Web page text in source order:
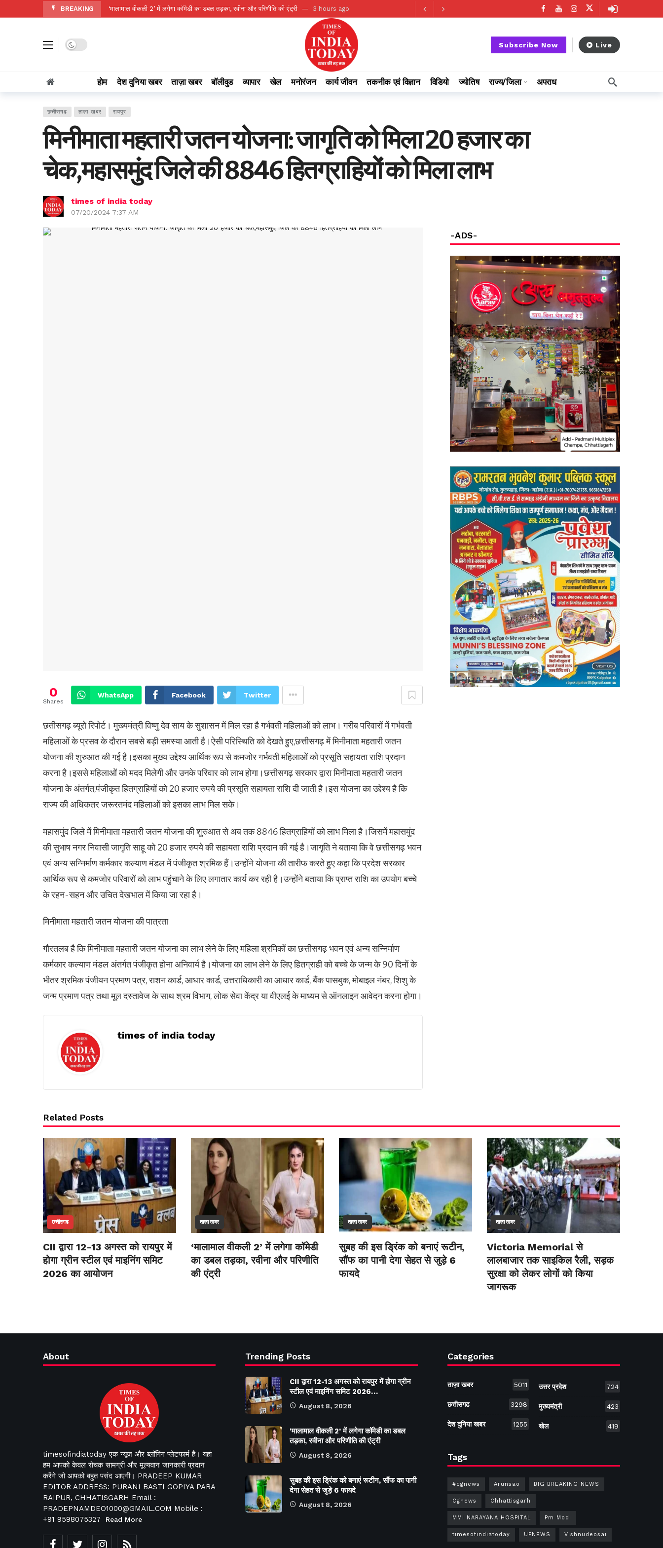
BREAKING ‘मालामाल वीकली 2’ में लगेगा कॉमेडी का डबल तड़का, रवीना और परिणीति की एंट्री 3 hours ago
3 hours ago
Victoria Memorial से लालबाजार तक साइकिल रैली, सड़क सुरक्षा को लेकर लोगों को किया जागरूक
3 hours ago
क्या FSSAI के एक्शन पर फिरा पानी? डाबर के पक्ष में आया दिल्ली हाईकोर्ट का बड़ा फैसला, जानिए पूरा मामला
सोना पहुंचा रिकॉर्ड ऊंचाई पर, चांदी भी ₹2.34 लाख के पार; जानें आज का भाव 4 hours ago
प्राकृतिक संसाधनों के संरक्षण में पंचायतें निभाएं संरक्षक की भूमिका : अपर मुख्य सचिव ऋचा शर्मा
दफ्तरों में कर्मचारियों की कमी होगी दूर, स्कूलों के लिपिक और भृत्यों की होगी प्रतिनियुक्ति 4 hours ago
CII द्वारा 12-13 अगस्त को रायपुर में होगा ग्रीन स्टील एवं माइनिंग समिट 2026 का आयोजन 44 minutes ago
Dark mode Subscribe Now Live
होम देश दुनिया खबर ताज़ा खबर बॉलीवुड व्यापार खेल मनोरंजन कार्य जीवन तकनीक एवं विज्ञान विडियो ज्योतिष राज्य/जिला अपराध
छत्तीसगढ ताज़ा खबर रायपुर
मिनीमाता महतारी जतन योजना: जागृति को मिला 20 हजार का
चेक,महासमुंद जिले की 8846 हितग्राहियों को मिला लाभ
times of india today
07/20/2024 7:37 AM
0
Shares
WhatsApp Facebook Twitter
छतीसगढ़ ब्यूरो रिपोर्ट। मुख्यमंत्री विष्णु देव साय के सुशासन में मिल रहा है गर्भवती महिलाओं को लाभ। गरीब परिवारों में गर्भवती
महिलाओं के प्रसव के दौरान सबसे बड़ी समस्या आती है।ऐसी परिस्थिति को देखते हुए,छत्तीसगढ़ में मिनीमाता महतारी जतन
योजना की शुरुआत की गई है।इसका मुख्य उद्देश्य आर्थिक रूप से कमजोर गर्भवती महिलाओं को प्रसूति सहायता राशि प्रदान
करना है।इससे महिलाओं को मदद मिलेगी और उनके परिवार को लाभ होगा।छत्तीसगढ़ सरकार द्वारा मिनीमाता महतारी जतन
योजना के अंतर्गत,पंजीकृत हितग्राहियों को 20 हजार रुपये की प्रसूति सहायता राशि दी जाती है।इस योजना का उद्देश्य है कि
राज्य की अधिकतर जरूरतमंद महिलाओं को इसका लाभ मिल सके।
महासमुंद जिले में मिनीमाता महतारी जतन योजना की शुरुआत से अब तक 8846 हितग्राहियों को लाभ मिला है।जिसमें महासमुंद
की सुभाष नगर निवासी जागृति साहू को 20 हजार रुपये की सहायता राशि प्रदान की गई है।जागृति ने बताया कि वे छत्तीसगढ़ भवन
एवं अन्य सन्निर्माण कर्मकार कल्याण मंडल में पंजीकृत श्रमिक हैं।उन्होंने योजना की तारीफ करते हुए कहा कि प्रदेश सरकार
आर्थिक रूप से कमजोर परिवारों को लाभ पहुंचाने के लिए लगातार कार्य कर रही है।उन्होंने बताया कि प्राप्त राशि का उपयोग बच्चे
के रहन-सहन और उचित देखभाल में किया जा रहा है।
मिनीमाता महतारी जतन योजना की पात्रता
गौरतलब है कि मिनीमाता महतारी जतन योजना का लाभ लेने के लिए महिला श्रमिकों का छत्तीसगढ़ भवन एवं अन्य सन्निर्माण
कर्मकार कल्याण मंडल अंतर्गत पंजीकृत होना अनिवार्य है।योजना का लाभ लेने के लिए हितग्राही को बच्चे के जन्म के 90 दिनों के
भीतर श्रमिक पंजीयन प्रमाण पत्र, राशन कार्ड, आधार कार्ड, उत्तराधिकारी का आधार कार्ड, बैंक पासबुक, मोबाइल नंबर, शिशु के
जन्म प्रमाण पत्र तथा मूल दस्तावेज के साथ श्रम विभाग, लोक सेवा केंद्र या वीएलई के माध्यम से ऑनलाइन आवेदन करना होगा।
times of india today
-ADS-
Related Posts
छत्तीसगढ
CII द्वारा 12-13 अगस्त को रायपुर में
होगा ग्रीन स्टील एवं माइनिंग समिट
2026 का आयोजन
ताज़ा खबर
‘मालामाल वीकली 2’ में लगेगा कॉमेडी
का डबल तड़का, रवीना और परिणीति
की एंट्री
ताज़ा खबर
सुबह की इस ड्रिंक को बनाएं रूटीन,
सौंफ का पानी देगा सेहत से जुड़े 6
फायदे
ताज़ा खबर
Victoria Memorial से
लालबाजार तक साइकिल रैली, सड़क
सुरक्षा को लेकर लोगों को किया
जागरूक
About
timesofindiatoday एक न्यूज़ और ब्लॉगिंग प्लेटफार्म है। यहां
हम आपको केवल रोचक सामग्री और मूल्यवान जानकारी प्रदान
करेंगे जो आपको बहुत पसंद आएगी। PRADEEP KUMAR
EDITOR ADDRESS: PURANI BASTI GOPIYA PARA
RAIPUR, CHHATISGARH Email :
PRADEPNAMDEO1000@GMAIL.COM Mobile :
+91 9598075327
Read More
Trending Posts
CII द्वारा 12-13 अगस्त को रायपुर में होगा ग्रीन
स्टील एवं माइनिंग समिट 2026…
August 8, 2026
‘मालामाल वीकली 2’ में लगेगा कॉमेडी का डबल
तड़का, रवीना और परिणीति की एंट्री
August 8, 2026
सुबह की इस ड्रिंक को बनाएं रूटीन, सौंफ का पानी
देगा सेहत से जुड़े 6 फायदे
August 8, 2026
Categories
ताज़ा खबर 5011
छत्तीसगढ 3298
देश दुनिया खबर 1255
उत्तर प्रदेश 724
मुख्यमंत्री 423
खेल 419
Tags
#cgnews Arunsao BIG BREAKING NEWS
Cgnews Chhattisgarh
MMI NARAYANA HOSPITAL Pm Modi
timesofindiatoday UPNEWS Vishnudeosai